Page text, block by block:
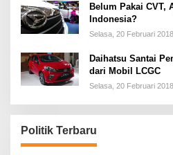
Belum Pakai CVT,
Indonesia?
Selasa, 20 Februari 2018
Daihatsu Santai
dari Mobil LCGC
Selasa, 20 Februari 2018
Politik Terbaru